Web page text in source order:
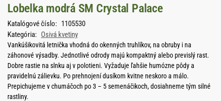
Lobelka modrá SM Crystal Palace
Katalógové číslo: 1105530
Kategória: Osivá kvetiny
Vankúšikovitá letnička vhodná do okenných truhlíkov, na obruby i na
záhonové výsadby. Jednotlivé odrody majú kompaktný alebo previslý rast.
Dobre rastie na slnku aj v polotieni. Vyžaduje ľahšie humózne pôdy a
pravidelnú zálievku. Po prehnojení dusíkom kvitne neskoro a málo.
Prepichujeme v chumáčoch po 3 – 5 semenáčikoch, dosiahneme tým silné
rastliny.